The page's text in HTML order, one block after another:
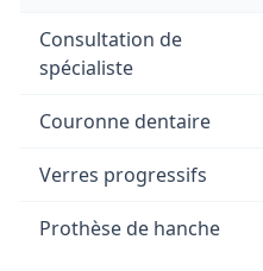
Consultation de
spécialiste
Couronne dentaire
Verres progressifs
Prothèse de hanche